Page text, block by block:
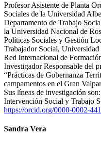
Profesor Asistente de Planta
Sociales de la Universidad
Departamento de Trabajo
la Universidad Nacional de
Políticas Sociales y Gestión
Trabajador Social,
Red Internacional de
Investigador Responsable del
“Prácticas de Gobernanza
campamentos en el Gran
Sus líneas de investigación
Intervención Social y Trabajo
https://orcid.org/0000-0002-
Sandra Vera